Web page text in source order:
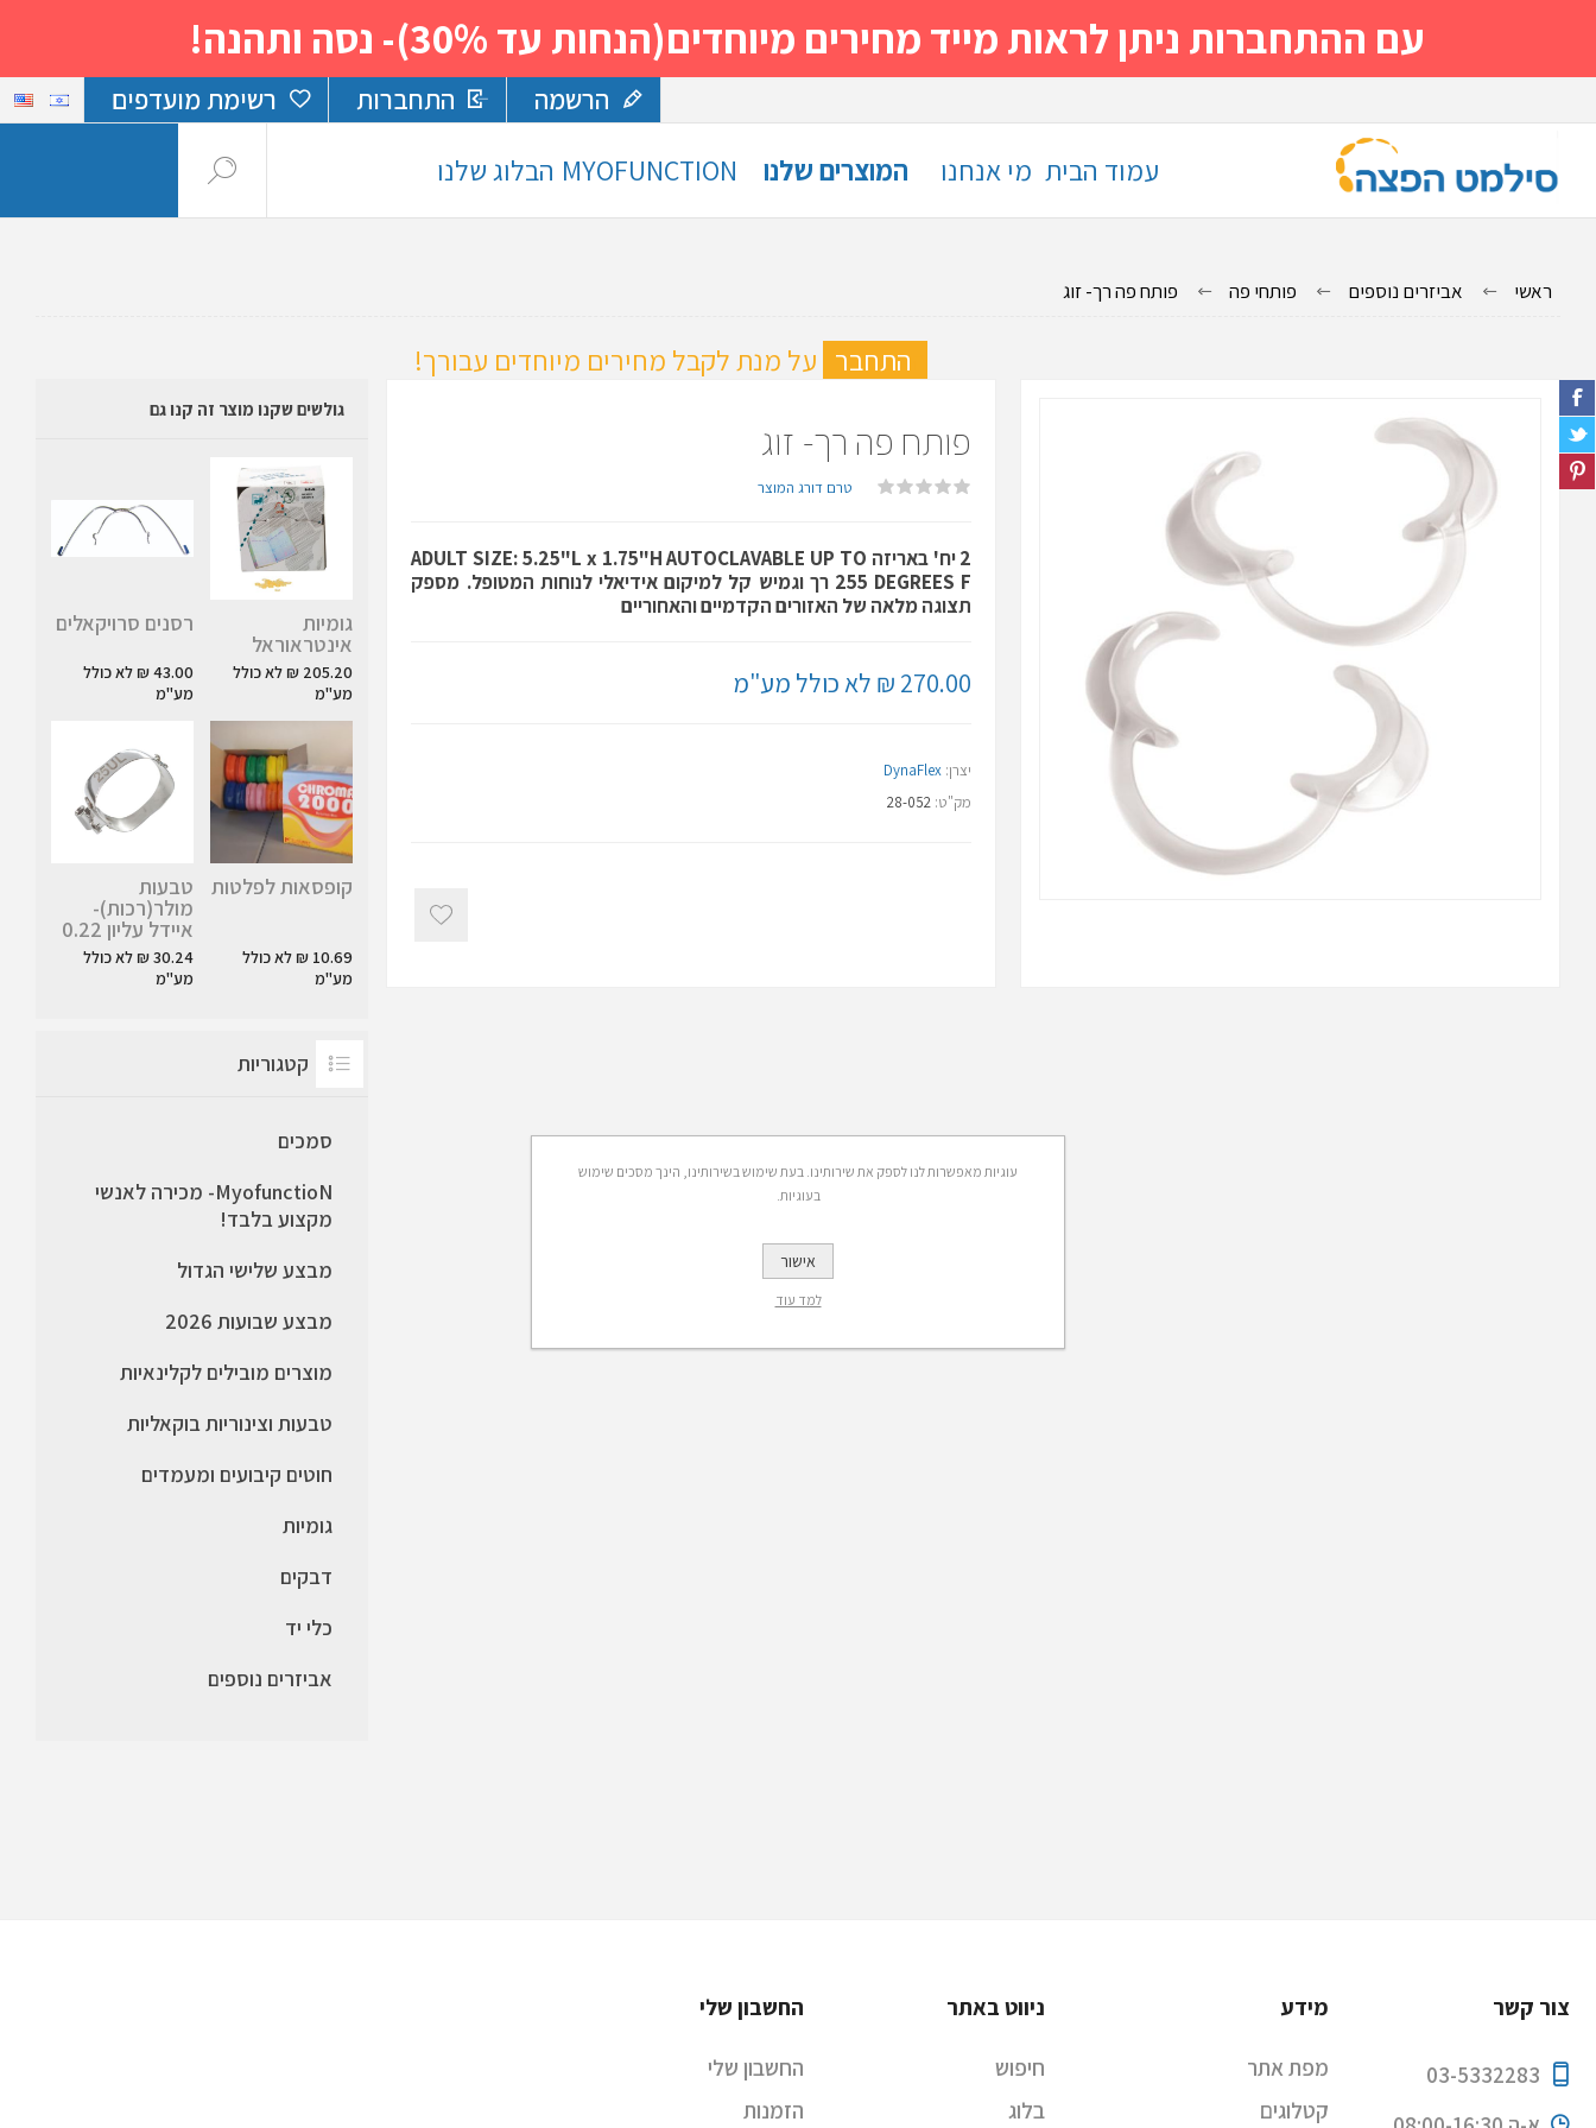
עם ההתחברות ניתן לראות מייד מחירים מיוחדים(הנחות עד 30%)- נסה ותהנה!
הרשמה התחברות רשימת מועדפים
עמוד הבית מי אנחנו המוצרים שלנו MYOFUNCTION הבלוג שלנו
ראשי אביזרים נוספים פותחי פה פותח פה רך- זוג
התחבר על מנת לקבל מחירים מיוחדים עבורך!
פותח פה רך- זוג
טרם דורג המוצר
2 יח' באריזה ADULT SIZE: 5.25"L x 1.75"H AUTOCLAVABLE UP TO
255 DEGREES F רך וגמיש קל למיקום אידיאלי לנוחות המטופל. מספק
תצוגה מלאה של האזורים הקדמיים והאחוריים
270.00 ₪ לא כולל מע"מ
יצרן: DynaFlex
מק"ט: 28-052
גולשים שקנו מוצר זה קנו גם
גומיות
אינטראוראל
205.20 ₪ לא כולל
מע"מ
רסנים סרויקאלים
43.00 ₪ לא כולל
מע"מ
קופסאות לפלטות
10.69 ₪ לא כולל
מע"מ
טבעות
מולר(רכות)-
איידל עליון 0.22
30.24 ₪ לא כולל
מע"מ
קטגוריות
סמכים
MyofunctioN- מכירה לאנשי
מקצוע בלבד!
מבצע שלישי הגדול
מבצע שבועות 2026
מוצרים מובילים לקלינאיות
טבעות וצינוריות בוקאליות
חוטים קיבועים ומעמדים
גומיות
דבקים
כלי יד
אביזרים נוספים
צור קשר
03-5332283
מידע
מפת אתר
קטלוגים
ניווט באתר
חיפוש
בלוג
החשבון שלי
החשבון שלי
הזמנות
עוגיות מאפשרות לנו לספק את שירותינו. בעת שימוש בשירותינו, הינך מסכים שימוש
בעוגיות.
אישור
למד עוד